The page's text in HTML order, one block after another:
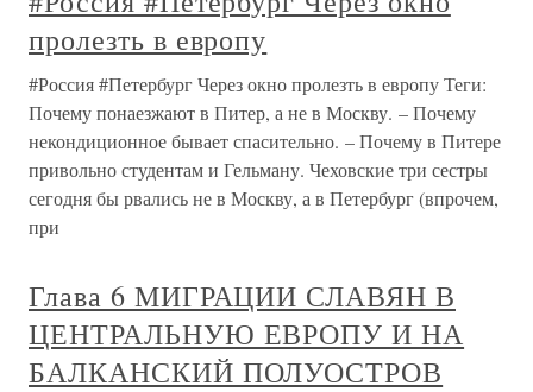
пролезть в европу
#Россия #Петербург Через окно пролезть в европу Теги:
Почему понаезжают в Питер, а не в Москву. – Почему
некондиционное бывает спасительно. – Почему в Питере
привольно студентам и Гельману. Чеховские три сестры
сегодня бы рвались не в Москву, а в Петербург (впрочем,
при
Глава 6 МИГРАЦИИ СЛАВЯН В
ЦЕНТРАЛЬНУЮ ЕВРОПУ И НА
БАЛКАНСКИЙ ПОЛУОСТРОВ